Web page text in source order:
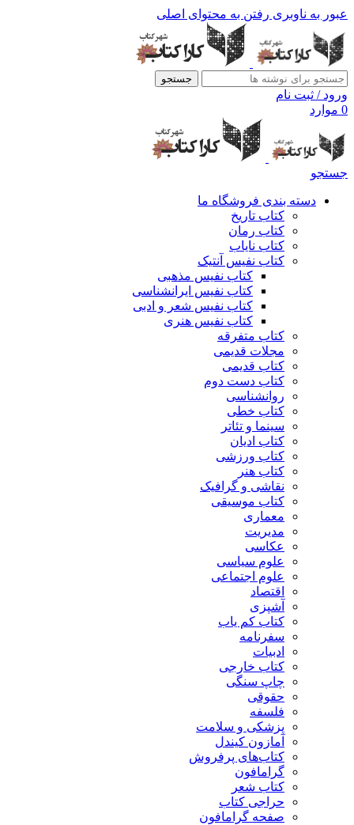
عبور به ناوبری رفتن به محتوای اصلی
جستجو
ورود / ثبت نام
0 موارد
جستجو
دسته بندی فروشگاه ما
کتاب تاریخ
کتاب رمان
کتاب نایاب
کتاب نفیس آنتیک
کتاب نفیس مذهبی
کتاب نفیس ایرانشناسی
کتاب نفیس شعر و ادبی
کتاب نفیس هنری
کتاب متفرقه
مجلات قدیمی
کتاب قدیمی
کتاب دست دوم
روانشناسی
کتاب خطی
سینما و تئاتر
کتاب ادیان
کتاب ورزشی
کتاب هنر
نقاشی و گرافیک
کتاب موسیقی
معماری
مدیریت
عکاسی
علوم سیاسی
علوم اجتماعی
اقتصاد
آشپزی
کتاب کم یاب
سفرنامه
ادبیات
کتاب خارجی
چاپ سنگی
حقوقی
فلسفه
پزشکی و سلامت
آمازون کیندل
کتاب‌های پرفروش
گرامافون
کتاب شعر
حراجی کتاب
صفحه گرامافون